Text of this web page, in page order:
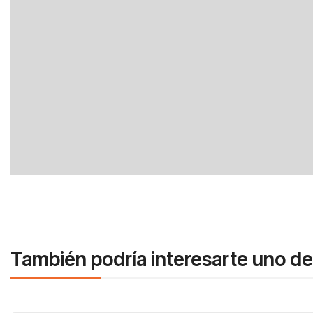
También podría interesarte uno